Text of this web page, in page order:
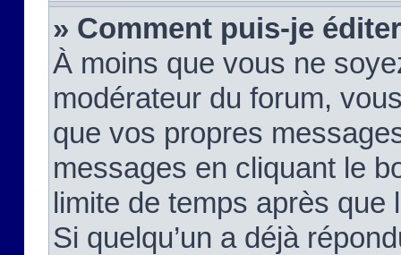
» Comment puis-je
À moins que vous ne
modérateur du forum,
que vos propres
messages en cliquant le
limite de temps après que
Si quelqu’un a déjà